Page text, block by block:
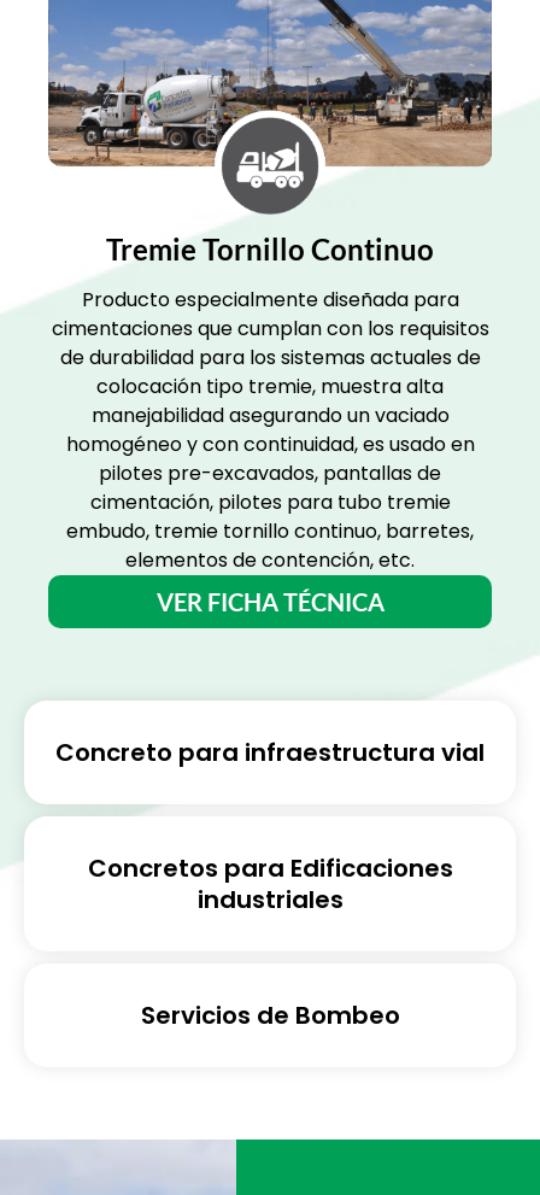
Tremie Tornillo Continuo
Producto especialmente diseñada para
cimentaciones que cumplan con los requisitos
de durabilidad para los sistemas actuales de
colocación tipo tremie, muestra alta
manejabilidad asegurando un vaciado
homogéneo y con continuidad, es usado en
pilotes pre-excavados, pantallas de
cimentación, pilotes para tubo tremie
embudo, tremie tornillo continuo, barretes,
elementos de contención, etc.
VER FICHA TÉCNICA
Concreto para infraestructura vial
Concretos para Edificaciones
industriales
Servicios de Bombeo